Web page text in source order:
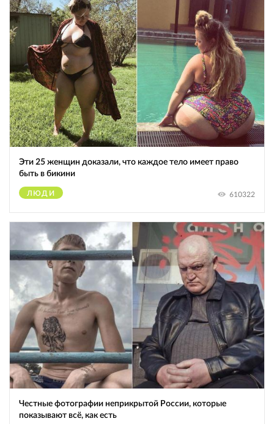
Эти 25 женщин доказали, что каждое тело имеет право
быть в бикини
ЛЮДИ 610322
Честные фотографии неприкрытой России, которые
показывают всё, как есть